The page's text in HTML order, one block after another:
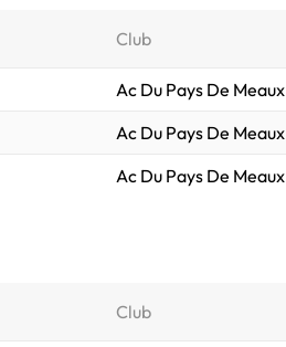
Club
Ac Du Pays De Meaux
Ac Du Pays De Meaux
Ac Du Pays De Meaux
Club